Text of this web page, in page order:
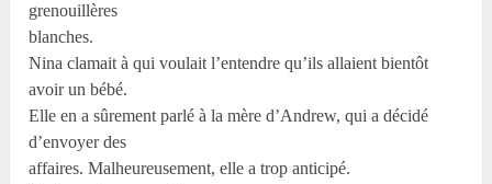
grenouillères
blanches.
Nina clamait à qui voulait l’entendre qu’ils allaient bientôt
avoir un bébé.
Elle en a sûrement parlé à la mère d’Andrew, qui a décidé
d’envoyer des
affaires. Malheureusement, elle a trop anticipé.